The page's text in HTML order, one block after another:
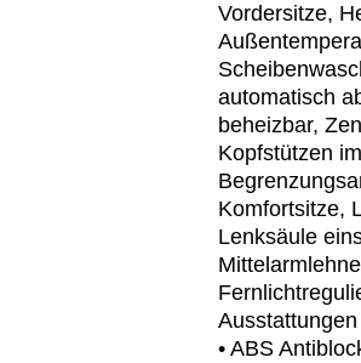
Vordersitze,
automatisch
beheizbar,
Kopfstützen
Komfortsitze,
Lenksäule
• ABS